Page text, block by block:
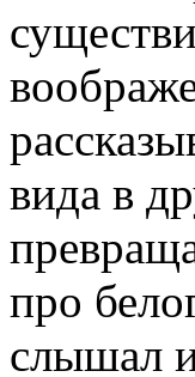
вида в
про
слышал